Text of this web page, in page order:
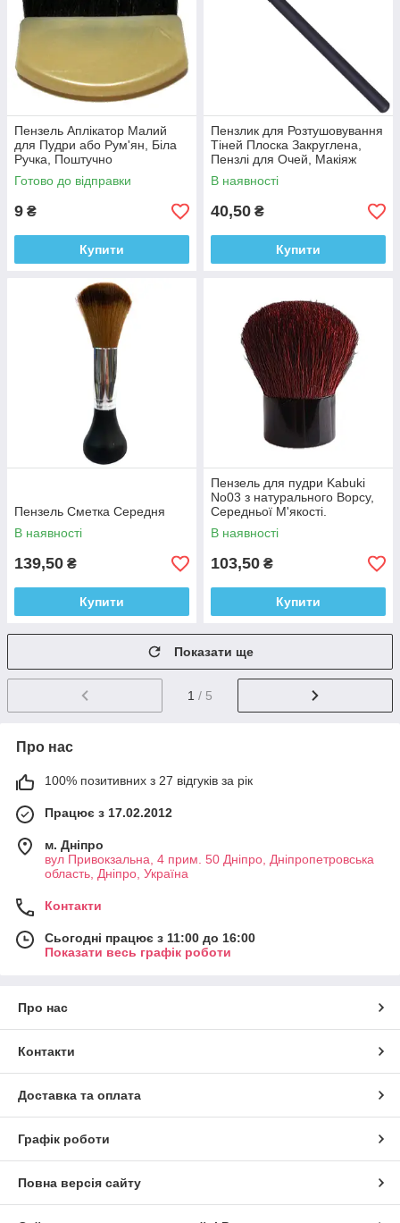
Пензель Аплікатор Малий
для Пудри або Рум'ян, Біла
Ручка, Поштучно
Готово до відправки
9 ₴
Купити
Пензлик для Розтушовування
Тіней Плоска Закруглена,
Пензлі для Очей, Макіяж
В наявності
40,50 ₴
Купити
Пензель Сметка Середня
В наявності
139,50 ₴
Купити
Пензель для пудри Kabuki
No03 з натурального Ворсу,
Середньої М'якості.
В наявності
103,50 ₴
Купити
Показати ще
1 / 5
Про нас
100% позитивних з 27 відгуків за рік
Працює з 17.02.2012
м. Дніпро
вул Привокзальна, 4 прим. 50 Дніпро, Дніпропетровська
область, Дніпро, Україна
Контакти
Сьогодні працює з 11:00 до 16:00
Показати весь графік роботи
Про нас
Контакти
Доставка та оплата
Графік роботи
Повна версія сайту